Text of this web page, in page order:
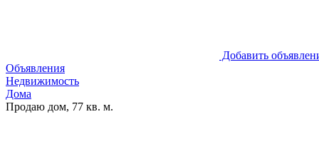
Добавить
Объявления
Недвижимость
Дома
Продаю дом, 77 кв. м.